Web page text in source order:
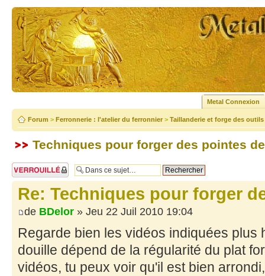
Metal Connexion
Forum > Ferronnerie : l'atelier du ferronnier > Taillanderie et forge des
Techniques pour forger des pointes
Sujet verrouillé
Re: Techniques pour forger
de BDelor » Jeu 22 Juil 2010 19:04
Regarde bien les vidéos indiquées plus
douille dépend de la régularité du plat
vidéos, tu peux voir qu'il est bien